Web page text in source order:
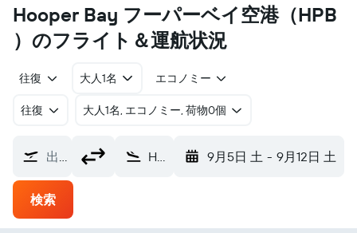
Hooper Bay フーパーベイ空港​（HPB​
）のフライト＆運航状況
往復 大人1名 エコノミー
往復 ​大人1名, エコノミー, 荷物0個
出発地 Hooper Bay フーパーベイ空港 (HPB) 9月5日 土 - 9月12日 土
検索